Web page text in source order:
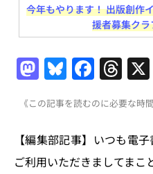
今年もやります！ 出版創作
援者募集ク
M
a
st
o
d
Bl
u
e
s
k
F
a
c
e
b
T
h
re
a
d
《この記事を読むのに必要な時
【編集部記事】いつも電
ご利用いただきましてまこ